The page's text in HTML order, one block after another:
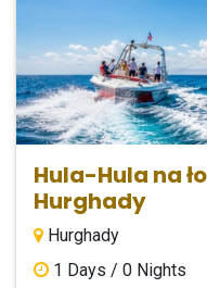
Hula-Hula na
Hurghady
Hurghady
1 Days / 0 Nights